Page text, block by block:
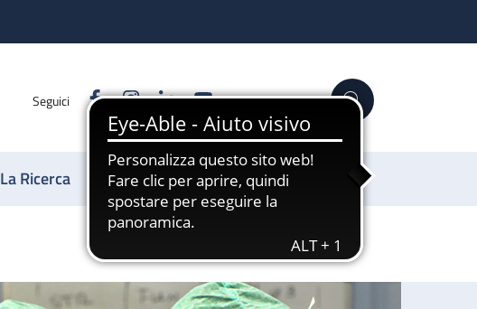
Seguici FacebookInstagram
LinkedinYouTube Cerca
La Ricerca Sostienici